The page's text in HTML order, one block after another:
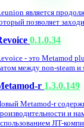
является
позволяет
0.1.0.34
- это Metamod
между non-steam и
r 1.3.0.149
Metamod-r
и
JIT-